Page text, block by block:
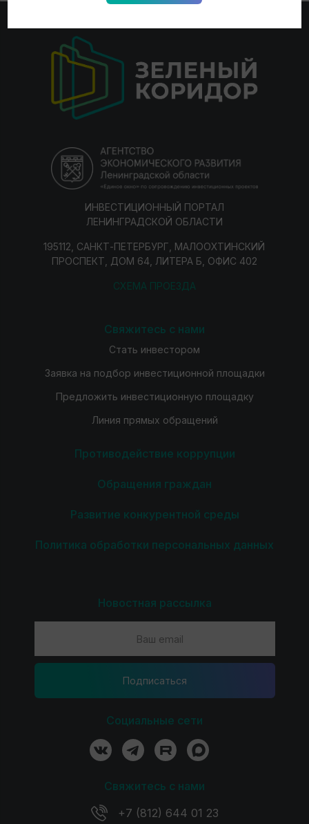
ИНВЕСТИЦИОННЫЙ ПОРТАЛ
ЛЕНИНГРАДСКОЙ ОБЛАСТИ
195112, САНКТ-ПЕТЕРБУРГ, МАЛООХТИНСКИЙ
ПРОСПЕКТ, ДОМ 64, ЛИТЕРА Б, ОФИС 402
СХЕМА ПРОЕЗДА
Свяжитесь с нами
Стать инвестором
Заявка на подбор инвестиционной площадки
Предложить инвестиционную площадку
Линия прямых обращений
Противодействие коррупции
Обращения граждан
Развитие конкурентной среды
Политика обработки персональных данных
Новостная рассылка
Подпиcаться
Социальные сети
Свяжитесь с нами
+7 (812) 644 01 23